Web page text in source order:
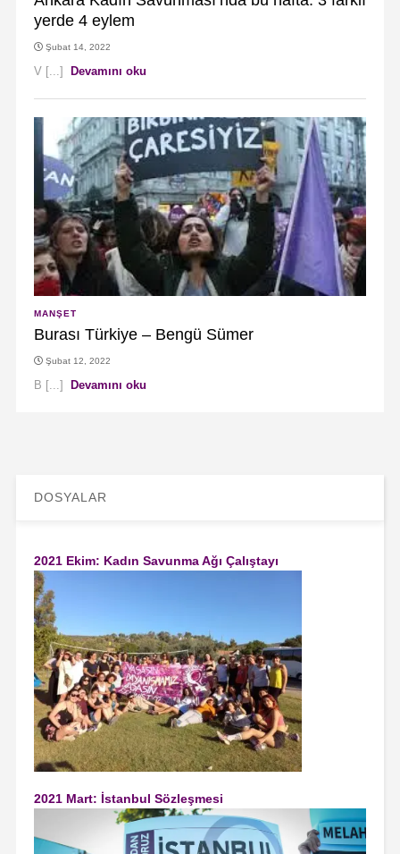
yerde 4 eylem
Şubat 14, 2022
V [...] Devamını oku
MANŞET
Burası Türkiye – Bengü Sümer
Şubat 12, 2022
B [...] Devamını oku
DOSYALAR
2021 Ekim: Kadın Savunma Ağı Çalıştayı
2021 Mart: İstanbul Sözleşmesi